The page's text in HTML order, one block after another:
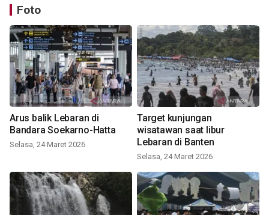
Foto
Arus balik Lebaran di
Bandara Soekarno-Hatta
Selasa, 24 Maret 2026
Target kunjungan
wisatawan saat libur
Lebaran di Banten
Selasa, 24 Maret 2026